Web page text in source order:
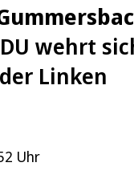
wehrt
Linken
Uhr